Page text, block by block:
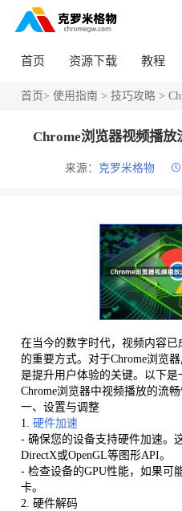
首页 资源下载 教程
首页> 使用指南 > 技巧攻略>
Chrome浏览器视频播
来源： 克罗米格物
在当今的数字时代，视频内容
的重要方式。对于Chrome浏览
是提升用户体验的关键。以下
Chrome浏览器中视频播放的流畅
一、设置与调整
1. 硬件加速
- 确保您的设备支持硬件加速。
DirectX或OpenGL等图形API。
- 检查设备的GPU性能，如果可
卡。
2. 硬件解码